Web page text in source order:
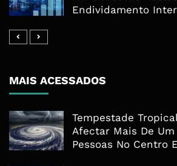
Endividamento
MAIS ACESSADOS
Tempestade
Afectar Mais De
Pessoas No Centro